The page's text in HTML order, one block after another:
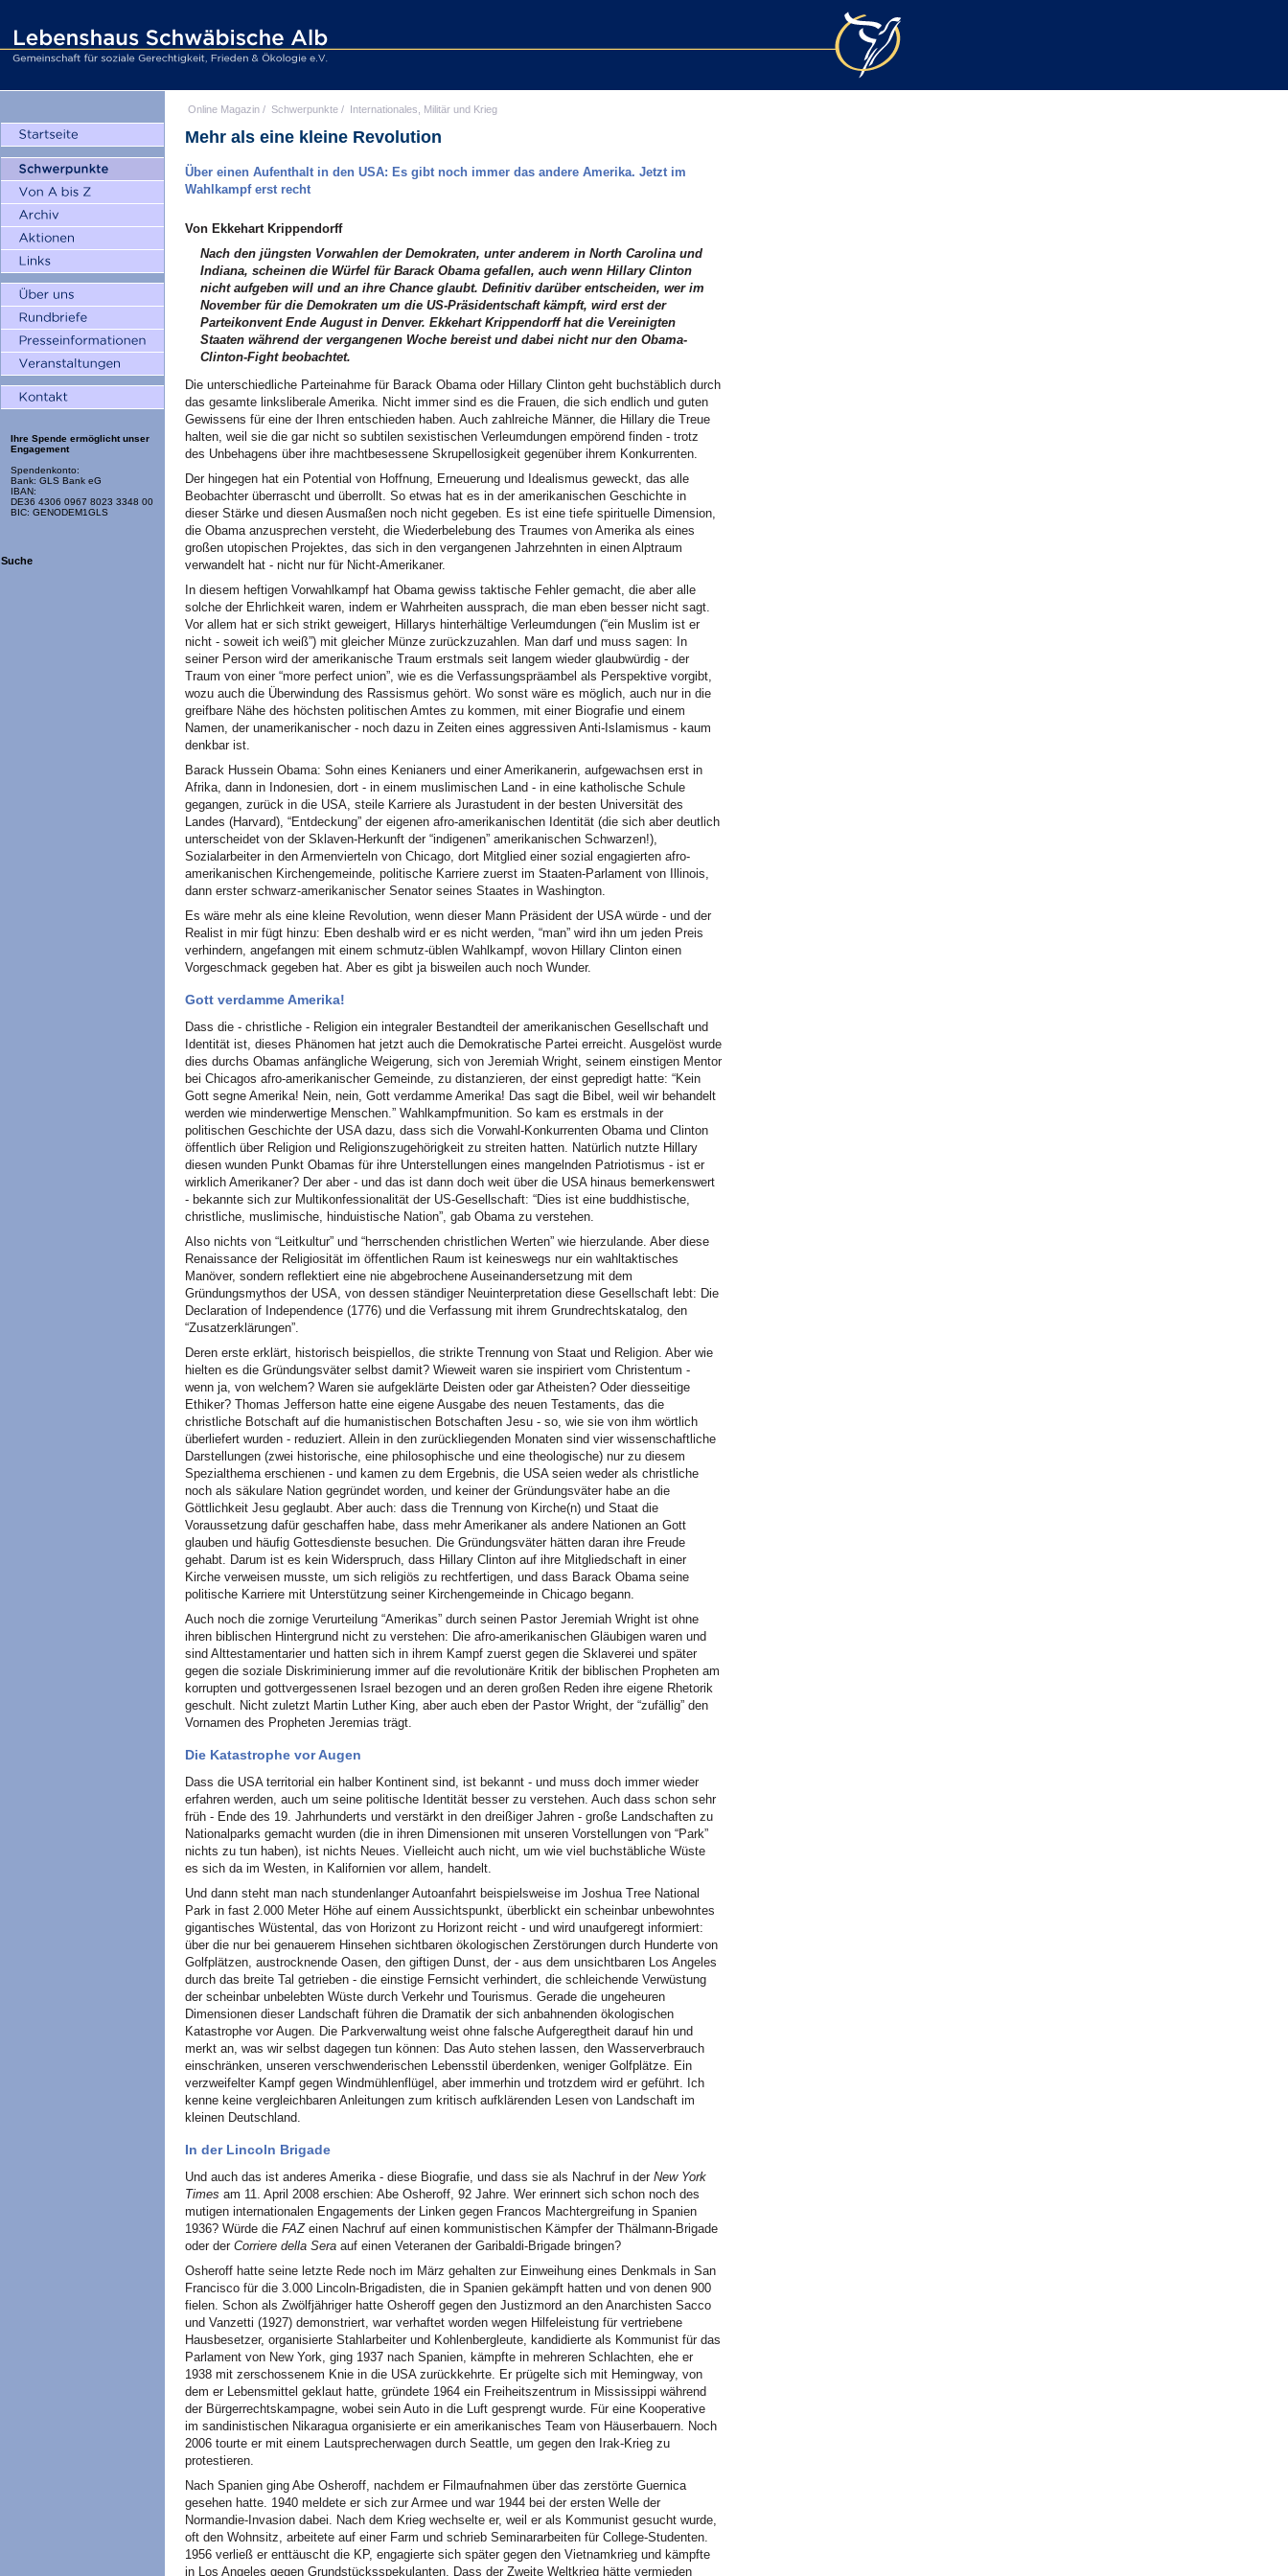
Ihre Spende ermöglicht unser
Engagement
Spendenkonto:
Bank: GLS Bank eG
IBAN:
DE36 4306 0967 8023 3348 00
BIC: GENODEM1GLS
Suche
Online Magazin / Schwerpunkte / Internationales, Militär und Krieg
Mehr als eine kleine Revolution
Über einen Aufenthalt in den USA: Es gibt noch immer das andere Amerika. Jetzt im
Wahlkampf erst recht
Von Ekkehart Krippendorff
Nach den jüngsten Vorwahlen der Demokraten, unter anderem in North Carolina und
Indiana, scheinen die Würfel für Barack Obama gefallen, auch wenn Hillary Clinton
nicht aufgeben will und an ihre Chance glaubt. Definitiv darüber entscheiden, wer im
November für die Demokraten um die US-Präsidentschaft kämpft, wird erst der
Parteikonvent Ende August in Denver. Ekkehart Krippendorff hat die Vereinigten
Staaten während der vergangenen Woche bereist und dabei nicht nur den Obama-
Clinton-Fight beobachtet.
Die unterschiedliche Parteinahme für Barack Obama oder Hillary Clinton geht buchstäblich durch
das gesamte linksliberale Amerika. Nicht immer sind es die Frauen, die sich endlich und guten
Gewissens für eine der Ihren entschieden haben. Auch zahlreiche Männer, die Hillary die Treue
halten, weil sie die gar nicht so subtilen sexistischen Verleumdungen empörend finden - trotz
des Unbehagens über ihre machtbesessene Skrupellosigkeit gegenüber ihrem Konkurrenten.
Der hingegen hat ein Potential von Hoffnung, Erneuerung und Idealismus geweckt, das alle
Beobachter überrascht und überrollt. So etwas hat es in der amerikanischen Geschichte in
dieser Stärke und diesen Ausmaßen noch nicht gegeben. Es ist eine tiefe spirituelle Dimension,
die Obama anzusprechen versteht, die Wiederbelebung des Traumes von Amerika als eines
großen utopischen Projektes, das sich in den vergangenen Jahrzehnten in einen Alptraum
verwandelt hat - nicht nur für Nicht-Amerikaner.
In diesem heftigen Vorwahlkampf hat Obama gewiss taktische Fehler gemacht, die aber alle
solche der Ehrlichkeit waren, indem er Wahrheiten aussprach, die man eben besser nicht sagt.
Vor allem hat er sich strikt geweigert, Hillarys hinterhältige Verleumdungen (“ein Muslim ist er
nicht - soweit ich weiß”) mit gleicher Münze zurückzuzahlen. Man darf und muss sagen: In
seiner Person wird der amerikanische Traum erstmals seit langem wieder glaubwürdig - der
Traum von einer “more perfect union”, wie es die Verfassungspräambel als Perspektive vorgibt,
wozu auch die Überwindung des Rassismus gehört. Wo sonst wäre es möglich, auch nur in die
greifbare Nähe des höchsten politischen Amtes zu kommen, mit einer Biografie und einem
Namen, der unamerikanischer - noch dazu in Zeiten eines aggressiven Anti-Islamismus - kaum
denkbar ist.
Barack Hussein Obama: Sohn eines Kenianers und einer Amerikanerin, aufgewachsen erst in
Afrika, dann in Indonesien, dort - in einem muslimischen Land - in eine katholische Schule
gegangen, zurück in die USA, steile Karriere als Jurastudent in der besten Universität des
Landes (Harvard), “Entdeckung” der eigenen afro-amerikanischen Identität (die sich aber deutlich
unterscheidet von der Sklaven-Herkunft der “indigenen” amerikanischen Schwarzen!),
Sozialarbeiter in den Armenvierteln von Chicago, dort Mitglied einer sozial engagierten afro-
amerikanischen Kirchengemeinde, politische Karriere zuerst im Staaten-Parlament von Illinois,
dann erster schwarz-amerikanischer Senator seines Staates in Washington.
Es wäre mehr als eine kleine Revolution, wenn dieser Mann Präsident der USA würde - und der
Realist in mir fügt hinzu: Eben deshalb wird er es nicht werden, “man” wird ihn um jeden Preis
verhindern, angefangen mit einem schmutz-üblen Wahlkampf, wovon Hillary Clinton einen
Vorgeschmack gegeben hat. Aber es gibt ja bisweilen auch noch Wunder.
Gott verdamme Amerika!
Dass die - christliche - Religion ein integraler Bestandteil der amerikanischen Gesellschaft und
Identität ist, dieses Phänomen hat jetzt auch die Demokratische Partei erreicht. Ausgelöst wurde
dies durchs Obamas anfängliche Weigerung, sich von Jeremiah Wright, seinem einstigen Mentor
bei Chicagos afro-amerikanischer Gemeinde, zu distanzieren, der einst gepredigt hatte: “Kein
Gott segne Amerika! Nein, nein, Gott verdamme Amerika! Das sagt die Bibel, weil wir behandelt
werden wie minderwertige Menschen.” Wahlkampfmunition. So kam es erstmals in der
politischen Geschichte der USA dazu, dass sich die Vorwahl-Konkurrenten Obama und Clinton
öffentlich über Religion und Religionszugehörigkeit zu streiten hatten. Natürlich nutzte Hillary
diesen wunden Punkt Obamas für ihre Unterstellungen eines mangelnden Patriotismus - ist er
wirklich Amerikaner? Der aber - und das ist dann doch weit über die USA hinaus bemerkenswert
- bekannte sich zur Multikonfessionalität der US-Gesellschaft: “Dies ist eine buddhistische,
christliche, muslimische, hinduistische Nation”, gab Obama zu verstehen.
Also nichts von “Leitkultur” und “herrschenden christlichen Werten” wie hierzulande. Aber diese
Renaissance der Religiosität im öffentlichen Raum ist keineswegs nur ein wahltaktisches
Manöver, sondern reflektiert eine nie abgebrochene Auseinandersetzung mit dem
Gründungsmythos der USA, von dessen ständiger Neuinterpretation diese Gesellschaft lebt: Die
Declaration of Independence (1776) und die Verfassung mit ihrem Grundrechtskatalog, den
“Zusatzerklärungen”.
Deren erste erklärt, historisch beispiellos, die strikte Trennung von Staat und Religion. Aber wie
hielten es die Gründungsväter selbst damit? Wieweit waren sie inspiriert vom Christentum -
wenn ja, von welchem? Waren sie aufgeklärte Deisten oder gar Atheisten? Oder diesseitige
Ethiker? Thomas Jefferson hatte eine eigene Ausgabe des neuen Testaments, das die
christliche Botschaft auf die humanistischen Botschaften Jesu - so, wie sie von ihm wörtlich
überliefert wurden - reduziert. Allein in den zurückliegenden Monaten sind vier wissenschaftliche
Darstellungen (zwei historische, eine philosophische und eine theologische) nur zu diesem
Spezialthema erschienen - und kamen zu dem Ergebnis, die USA seien weder als christliche
noch als säkulare Nation gegründet worden, und keiner der Gründungsväter habe an die
Göttlichkeit Jesu geglaubt. Aber auch: dass die Trennung von Kirche(n) und Staat die
Voraussetzung dafür geschaffen habe, dass mehr Amerikaner als andere Nationen an Gott
glauben und häufig Gottesdienste besuchen. Die Gründungsväter hätten daran ihre Freude
gehabt. Darum ist es kein Widerspruch, dass Hillary Clinton auf ihre Mitgliedschaft in einer
Kirche verweisen musste, um sich religiös zu rechtfertigen, und dass Barack Obama seine
politische Karriere mit Unterstützung seiner Kirchengemeinde in Chicago begann.
Auch noch die zornige Verurteilung “Amerikas” durch seinen Pastor Jeremiah Wright ist ohne
ihren biblischen Hintergrund nicht zu verstehen: Die afro-amerikanischen Gläubigen waren und
sind Alttestamentarier und hatten sich in ihrem Kampf zuerst gegen die Sklaverei und später
gegen die soziale Diskriminierung immer auf die revolutionäre Kritik der biblischen Propheten am
korrupten und gottvergessenen Israel bezogen und an deren großen Reden ihre eigene Rhetorik
geschult. Nicht zuletzt Martin Luther King, aber auch eben der Pastor Wright, der “zufällig” den
Vornamen des Propheten Jeremias trägt.
Die Katastrophe vor Augen
Dass die USA territorial ein halber Kontinent sind, ist bekannt - und muss doch immer wieder
erfahren werden, auch um seine politische Identität besser zu verstehen. Auch dass schon sehr
früh - Ende des 19. Jahrhunderts und verstärkt in den dreißiger Jahren - große Landschaften zu
Nationalparks gemacht wurden (die in ihren Dimensionen mit unseren Vorstellungen von “Park”
nichts zu tun haben), ist nichts Neues. Vielleicht auch nicht, um wie viel buchstäbliche Wüste
es sich da im Westen, in Kalifornien vor allem, handelt.
Und dann steht man nach stundenlanger Autoanfahrt beispielsweise im Joshua Tree National
Park in fast 2.000 Meter Höhe auf einem Aussichtspunkt, überblickt ein scheinbar unbewohntes
gigantisches Wüstental, das von Horizont zu Horizont reicht - und wird unaufgeregt informiert:
über die nur bei genauerem Hinsehen sichtbaren ökologischen Zerstörungen durch Hunderte von
Golfplätzen, austrocknende Oasen, den giftigen Dunst, der - aus dem unsichtbaren Los Angeles
durch das breite Tal getrieben - die einstige Fernsicht verhindert, die schleichende Verwüstung
der scheinbar unbelebten Wüste durch Verkehr und Tourismus. Gerade die ungeheuren
Dimensionen dieser Landschaft führen die Dramatik der sich anbahnenden ökologischen
Katastrophe vor Augen. Die Parkverwaltung weist ohne falsche Aufgeregtheit darauf hin und
merkt an, was wir selbst dagegen tun können: Das Auto stehen lassen, den Wasserverbrauch
einschränken, unseren verschwenderischen Lebensstil überdenken, weniger Golfplätze. Ein
verzweifelter Kampf gegen Windmühlenflügel, aber immerhin und trotzdem wird er geführt. Ich
kenne keine vergleichbaren Anleitungen zum kritisch aufklärenden Lesen von Landschaft im
kleinen Deutschland.
In der Lincoln Brigade
Und auch das ist anderes Amerika - diese Biografie, und dass sie als Nachruf in der New York
Times am 11. April 2008 erschien: Abe Osheroff, 92 Jahre. Wer erinnert sich schon noch des
mutigen internationalen Engagements der Linken gegen Francos Machtergreifung in Spanien
1936? Würde die FAZeinen Nachruf auf einen kommunistischen Kämpfer der Thälmann-Brigade
oder der Corriere della Sera auf einen Veteranen der Garibaldi-Brigade bringen?
Osheroff hatte seine letzte Rede noch im März gehalten zur Einweihung eines Denkmals in San
Francisco für die 3.000 Lincoln-Brigadisten, die in Spanien gekämpft hatten und von denen 900
fielen. Schon als Zwölfjähriger hatte Osheroff gegen den Justizmord an den Anarchisten Sacco
und Vanzetti (1927) demonstriert, war verhaftet worden wegen Hilfeleistung für vertriebene
Hausbesetzer, organisierte Stahlarbeiter und Kohlenbergleute, kandidierte als Kommunist für das
Parlament von New York, ging 1937 nach Spanien, kämpfte in mehreren Schlachten, ehe er
1938 mit zerschossenem Knie in die USA zurückkehrte. Er prügelte sich mit Hemingway, von
dem er Lebensmittel geklaut hatte, gründete 1964 ein Freiheitszentrum in Mississippi während
der Bürgerrechtskampagne, wobei sein Auto in die Luft gesprengt wurde. Für eine Kooperative
im sandinistischen Nikaragua organisierte er ein amerikanisches Team von Häuserbauern. Noch
2006 tourte er mit einem Lautsprecherwagen durch Seattle, um gegen den Irak-Krieg zu
protestieren.
Nach Spanien ging Abe Osheroff, nachdem er Filmaufnahmen über das zerstörte Guernica
gesehen hatte. 1940 meldete er sich zur Armee und war 1944 bei der ersten Welle der
Normandie-Invasion dabei. Nach dem Krieg wechselte er, weil er als Kommunist gesucht wurde,
oft den Wohnsitz, arbeitete auf einer Farm und schrieb Seminararbeiten für College-Studenten.
1956 verließ er enttäuscht die KP, engagierte sich später gegen den Vietnamkrieg und kämpfte
in Los Angeles gegen Grundstücksspekulanten. Dass der Zweite Weltkrieg hätte vermieden